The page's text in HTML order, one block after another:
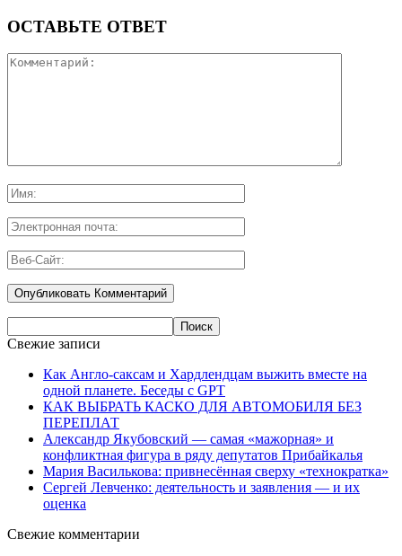
ОСТАВЬТЕ ОТВЕТ
Свежие записи
Как Англо-саксам и Хардлендцам выжить вместе на
одной планете. Беседы с GPT
КАК ВЫБРАТЬ КАСКО ДЛЯ АВТОМОБИЛЯ БЕЗ
ПЕРЕПЛАТ
Александр Якубовский — самая «мажорная» и
конфликтная фигура в ряду депутатов Прибайкалья
Мария Василькова: привнесённая сверху «технократка»
Сергей Левченко: деятельность и заявления — и их
оценка
Свежие комментарии